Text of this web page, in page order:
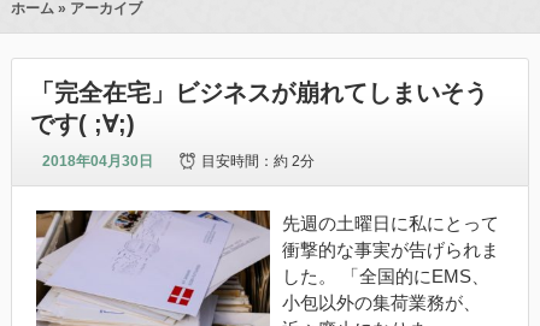
ホーム» アーカイブ
「完全在宅」ビジネスが崩れてしまいそう
です( ;∀;)
2018年04月30日 目安時間：約 2分
先週の土曜日に私にとって
衝撃的な事実が告げられま
した。 「全国的にEMS、
小包以外の集荷業務が、